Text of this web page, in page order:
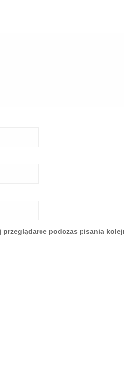
przeglądarce podczas pisania